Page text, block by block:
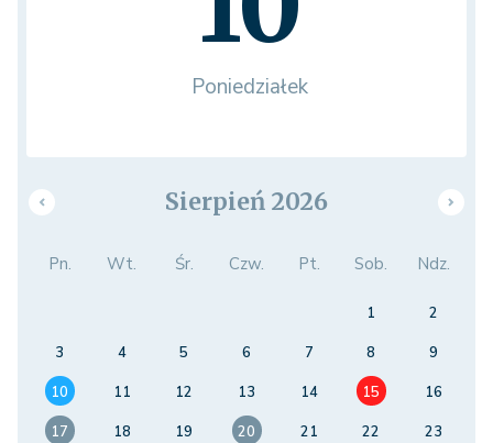
Poniedziałek
Sierpień 2026
Pn. Wt. Śr. Czw. Pt. Sob. Ndz.
1
2
3
4 5 6 7 8
9
10
11 12 13 14 15
16
17
18 19 20 21 22
23